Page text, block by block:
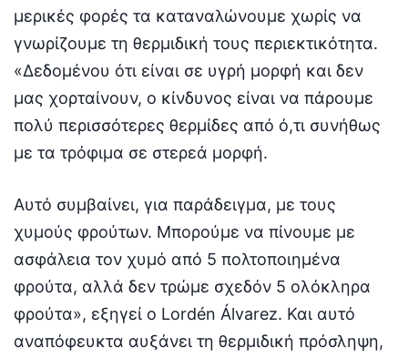
μερικές φορές τα καταναλώνουμε χωρίς να
γνωρίζουμε τη θερμιδική τους περιεκτικότητα.
«Δεδομένου ότι είναι σε υγρή μορφή και δεν
μας χορταίνουν, ο κίνδυνος είναι να πάρουμε
πολύ περισσότερες θερμίδες από ό,τι συνήθως
με τα τρόφιμα σε στερεά μορφή.
Αυτό συμβαίνει, για παράδειγμα, με τους
χυμούς φρούτων. Μπορούμε να πίνουμε με
ασφάλεια τον χυμό από 5 πολτοποιημένα
φρούτα, αλλά δεν τρώμε σχεδόν 5 ολόκληρα
φρούτα», εξηγεί ο Lordén Álvarez. Και αυτό
αναπόφευκτα αυξάνει τη θερμιδική πρόσληψη,